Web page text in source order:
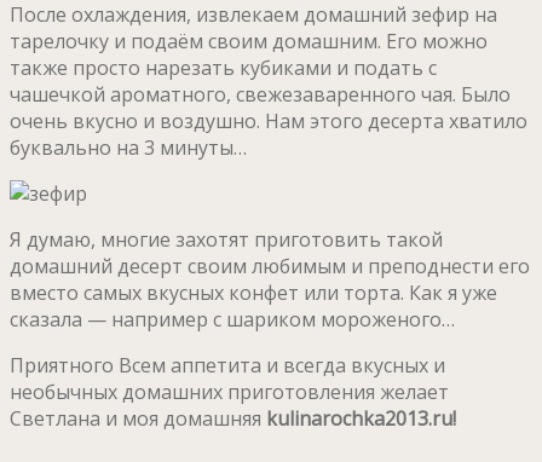
После охлаждения, извлекаем домашний зефир на
тарелочку и подаём своим домашним. Его можно
также просто нарезать кубиками и подать с
чашечкой ароматного, свежезаваренного чая. Было
очень вкусно и воздушно. Нам этого десерта хватило
буквально на 3 минуты…
Я думаю, многие захотят приготовить такой
домашний десерт своим любимым и преподнести его
вместо самых вкусных конфет или торта. Как я уже
сказала — например с шариком мороженого…
Приятного Всем аппетита и всегда вкусных и
необычных домашних приготовления желает
Светлана и моя домашняя kulinarochka2013.ru!